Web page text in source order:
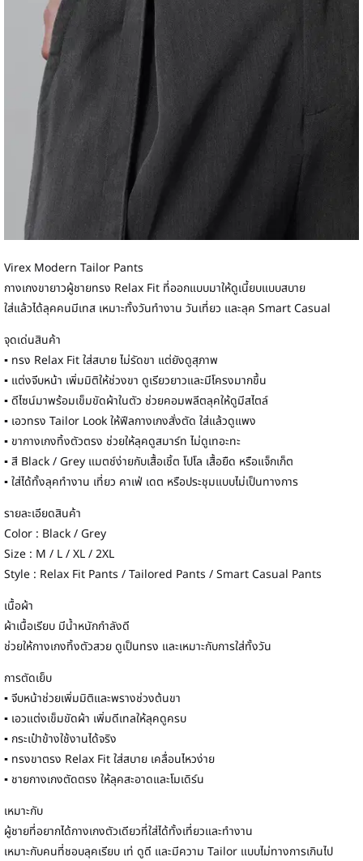
Virex Modern Tailor Pants
กางเกงขายาวผู้ชายทรง Relax Fit ที่ออกแบบมาให้ดูเนี้ยบแบบสบาย
ใส่แล้วได้ลุคคนมีเทส เหมาะทั้งวันทำงาน วันเที่ยว และลุค Smart Casual
จุดเด่นสินค้า
▪ ทรง Relax Fit ใส่สบาย ไม่รัดขา แต่ยังดูสุภาพ
▪ แต่งจีบหน้า เพิ่มมิติให้ช่วงขา ดูเรียวยาวและมีโครงมากขึ้น
▪ ดีไซน์มาพร้อมเข็มขัดผ้าในตัว ช่วยคอมพลีตลุคให้ดูมีสไตล์
▪ เอวทรง Tailor Look ให้ฟีลกางเกงสั่งตัด ใส่แล้วดูแพง
▪ ขากางเกงทิ้งตัวตรง ช่วยให้ลุคดูสมาร์ท ไม่ดูเทอะทะ
▪ สี Black / Grey แมตช์ง่ายกับเสื้อเชิ้ต โปโล เสื้อยืด หรือแจ็กเก็ต
▪ ใส่ได้ทั้งลุคทำงาน เที่ยว คาเฟ่ เดต หรือประชุมแบบไม่เป็นทางการ
รายละเอียดสินค้า
Color : Black / Grey
Size : M / L / XL / 2XL
Style : Relax Fit Pants / Tailored Pants / Smart Casual Pants
เนื้อผ้า
ผ้าเนื้อเรียบ มีน้ำหนักกำลังดี
ช่วยให้กางเกงทิ้งตัวสวย ดูเป็นทรง และเหมาะกับการใส่ทั้งวัน
การตัดเย็บ
▪ จีบหน้าช่วยเพิ่มมิติและพรางช่วงต้นขา
▪ เอวแต่งเข็มขัดผ้า เพิ่มดีเทลให้ลุคดูครบ
▪ กระเป๋าข้างใช้งานได้จริง
▪ ทรงขาตรง Relax Fit ใส่สบาย เคลื่อนไหวง่าย
▪ ชายกางเกงตัดตรง ให้ลุคสะอาดและโมเดิร์น
เหมาะกับ
ผู้ชายที่อยากได้กางเกงตัวเดียวที่ใส่ได้ทั้งเที่ยวและทำงาน
เหมาะกับคนที่ชอบลุคเรียบ เท่ ดูดี และมีความ Tailor แบบไม่ทางการเกินไป